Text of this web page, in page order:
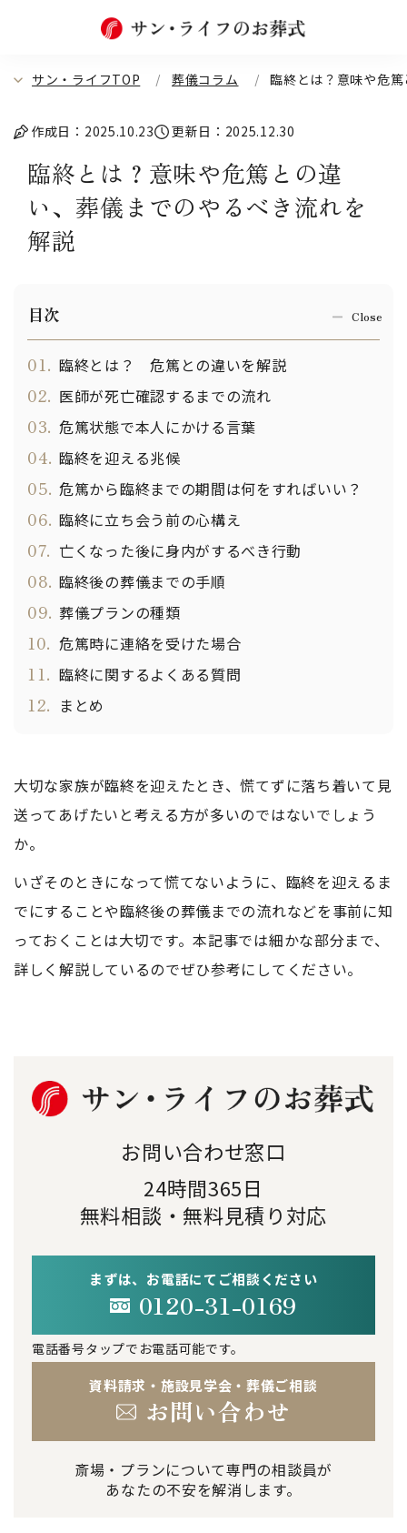
サン・ライフTOP 葬儀コラム 臨終とは？意味や危
作成日：2025.10.23 更新日：2025.12.30
臨終とは？意味や危篤との違
い、葬儀までのやるべき流れを
解説
目次
01. 臨終とは？ 危篤との違いを解説
02. 医師が死亡確認するまでの流れ
03. 危篤状態で本人にかける言葉
04. 臨終を迎える兆候
05. 危篤から臨終までの期間は何をすればいい？
06. 臨終に立ち会う前の心構え
07. 亡くなった後に身内がするべき行動
08. 臨終後の葬儀までの手順
09. 葬儀プランの種類
10. 危篤時に連絡を受けた場合
11. 臨終に関するよくある質問
12. まとめ
大切な家族が臨終を迎えたとき、慌てずに落ち着いて見
送ってあげたいと考える方が多いのではないでしょう
か。
いざそのときになって慌てないように、臨終を迎えるま
でにすることや臨終後の葬儀までの流れなどを事前に知
っておくことは大切です。本記事では細かな部分まで、
詳しく解説しているのでぜひ参考にしてください。
お問い合わせ窓口
24時間365日
無料相談・無料見積り対応
まずは、お電話にてご相談ください
0120-31-0169
電話番号タップでお電話可能です。
資料請求・施設見学会・葬儀ご相談
お問い合わせ
斎場・プランについて専門の相談員が
あなたの不安を解消します。